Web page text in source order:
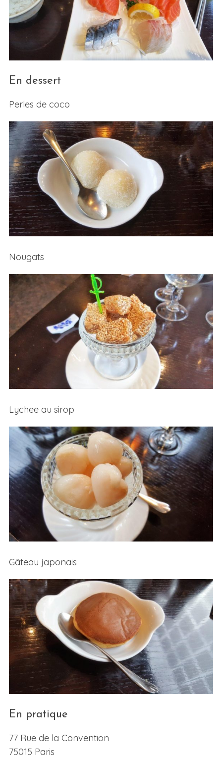
En dessert
Perles de coco
Nougats
Lychee au sirop
Gâteau japonais
En pratique
77 Rue de la Convention
75015 Paris